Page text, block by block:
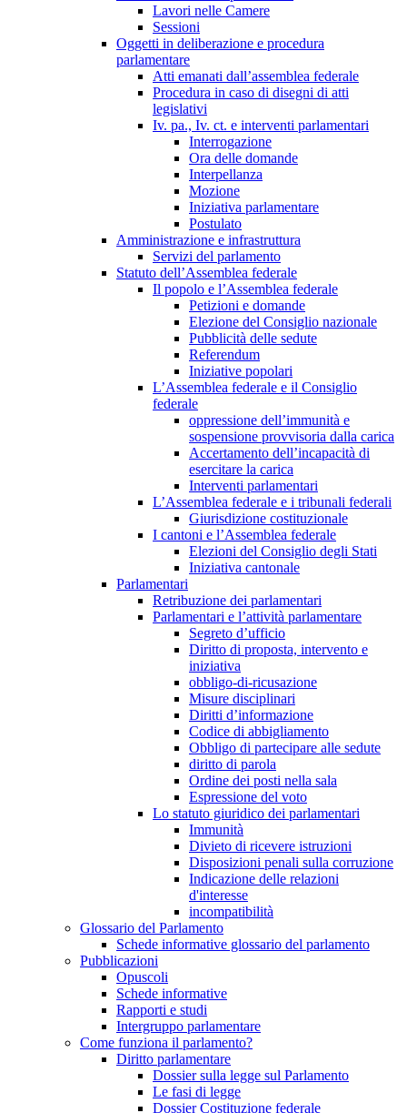
Lavori nelle Camere
Sessioni
Oggetti in deliberazione e procedura
parlamentare
Atti emanati dall’assemblea federale
Procedura in caso di disegni di atti
legislativi
Iv. pa., Iv. ct. e interventi parlamentari
Interrogazione
Ora delle domande
Interpellanza
Mozione
Iniziativa parlamentare
Postulato
Amministrazione e infrastruttura
Servizi del parlamento
Statuto dell’Assemblea federale
Il popolo e l’Assemblea federale
Petizioni e domande
Elezione del Consiglio nazionale
Pubblicità delle sedute
Referendum
Iniziative popolari
L’Assemblea federale e il Consiglio
federale
oppressione dell’immunità e
sospensione provvisoria dalla carica
Accertamento dell’incapacità di
esercitare la carica
Interventi parlamentari
L’Assemblea federale e i tribunali federali
Giurisdizione costituzionale
I cantoni e l’Assemblea federale
Elezioni del Consiglio degli Stati
Iniziativa cantonale
Parlamentari
Retribuzione dei parlamentari
Parlamentari e l’attività parlamentare
Segreto d’ufficio
Diritto di proposta, intervento e
iniziativa
obbligo-di-ricusazione
Misure disciplinari
Diritti d’informazione
Codice di abbigliamento
Obbligo di partecipare alle sedute
diritto di parola
Ordine dei posti nella sala
Espressione del voto
Lo statuto giuridico dei parlamentari
Immunità
Divieto di ricevere istruzioni
Disposizioni penali sulla corruzione
Indicazione delle relazioni
d'interesse
incompatibilità
Glossario del Parlamento
Schede informative glossario del parlamento
Pubblicazioni
Opuscoli
Schede informative
Rapporti e studi
Intergruppo parlamentare
Come funziona il parlamento?
Diritto parlamentare
Dossier sulla legge sul Parlamento
Le fasi di legge
Dossier Costituzione federale